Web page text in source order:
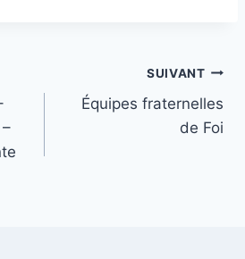
SUIVANT
Équipes fraternelles
de Foi